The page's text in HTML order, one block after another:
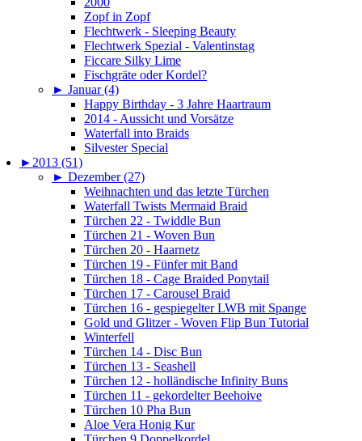
Zopf in Zopf
Flechtwerk - Sleeping Beauty
Flechtwerk Spezial - Valentinstag
Ficcare Silky Lime
Fischgräte oder Kordel?
► Januar (4)
Happy Birthday - 3 Jahre Haartraum
2014 - Aussicht und Vorsätze
Waterfall into Braids
Silvester Special
► 2013 (51)
► Dezember (27)
Weihnachten und das letzte Türchen
Waterfall Twists Mermaid Braid
Türchen 22 - Twiddle Bun
Türchen 21 - Woven Bun
Türchen 20 - Haarnetz
Türchen 19 - Fünfer mit Band
Türchen 18 - Cage Braided Ponytail
Türchen 17 - Carousel Braid
Türchen 16 - gespiegelter LWB mit Spange
Gold und Glitzer - Woven Flip Bun Tutorial
Winterfell
Türchen 14 - Disc Bun
Türchen 13 - Seashell
Türchen 12 - holländische Infinity Buns
Türchen 11 - gekordelter Beehoive
Türchen 10 Pha Bun
Aloe Vera Honig Kur